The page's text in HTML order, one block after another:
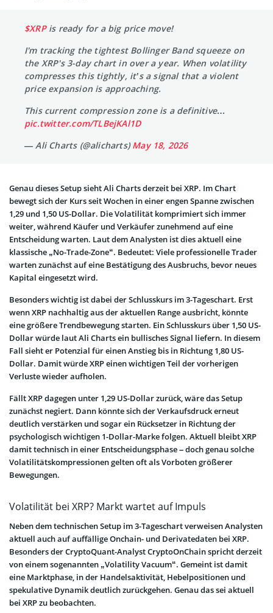
$XRPis ready for a big price move!
I'm tracking the tightest Bollinger Band squeeze on
the XRP's 3-day chart in over a year. When volatility
compresses this tightly, it’s a signal that a violent
price expansion is approaching.
This current compression zone is a definitive…
pic.twitter.com/TLBejKAl1D
— Ali Charts (@alicharts)May 18, 2026
Genau dieses Setup sieht Ali Charts derzeit bei XRP. Im Chart
bewegt sich der Kurs seit Wochen in einer engen Spanne zwischen
1,29 und 1,50 US-Dollar. Die Volatilität komprimiert sich immer
weiter, während Käufer und Verkäufer zunehmend auf eine
Entscheidung warten. Laut dem Analysten ist dies aktuell eine
klassische „No-Trade-Zone“. Bedeutet: Viele professionelle Trader
warten zunächst auf eine Bestätigung des Ausbruchs, bevor neues
Kapital eingesetzt wird.
Besonders wichtig ist dabei der Schlusskurs im 3-Tageschart. Erst
wenn XRP nachhaltig aus der aktuellen Range ausbricht, könnte
eine größere Trendbewegung starten. Ein Schlusskurs über 1,50 US-
Dollar würde laut Ali Charts ein bullisches Signal liefern. In diesem
Fall sieht er Potenzial für einen Anstieg bis in Richtung 1,80 US-
Dollar. Damit würde XRP einen wichtigen Teil der vorherigen
Verluste wieder aufholen.
Fällt XRP dagegen unter 1,29 US-Dollar zurück, wäre das Setup
zunächst negiert. Dann könnte sich der Verkaufsdruck erneut
deutlich verstärken und sogar ein Rücksetzer in Richtung der
psychologisch wichtigen 1-Dollar-Marke folgen. Aktuell bleibt XRP
damit technisch in einer Entscheidungsphase – doch genau solche
Volatilitätskompressionen gelten oft als Vorboten größerer
Bewegungen.
Volatilität bei XRP? Markt wartet auf Impuls
Neben dem technischen Setup im 3-Tageschart verweisen Analysten
aktuell auch auf auffällige Onchain- und Derivatedaten bei XRP.
Besonders der CryptoQuant-Analyst CryptoOnChain spricht derzeit
von einem sogenannten „Volatility Vacuum“. Gemeint ist damit
eine Marktphase, in der Handelsaktivität, Hebelpositionen und
spekulative Dynamik deutlich zurückgehen. Genau das sei aktuell
bei XRP zu beobachten.